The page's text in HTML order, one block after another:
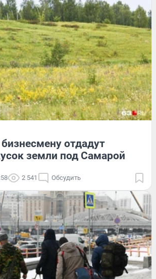
отдадут
земли под Самарой
2 541 Обсудить